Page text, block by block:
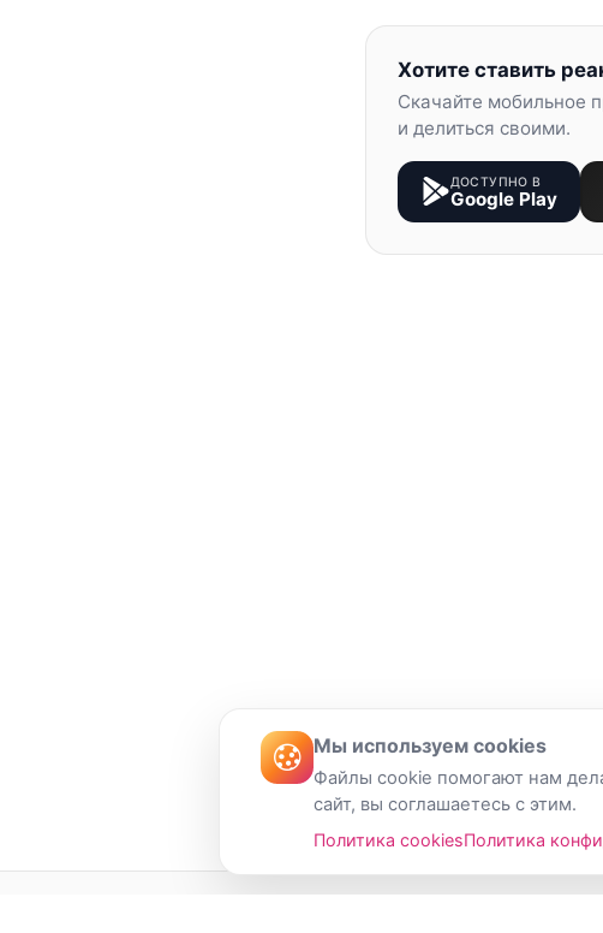
Хотите ставить
Скачайте мобильное
и делиться своими.
ДОСТУПНО В
Google Play
Мы используем cookies
Файлы cookie помогают нам
сайт, вы соглашаетесь с этим.
Политика cookiesПолитика